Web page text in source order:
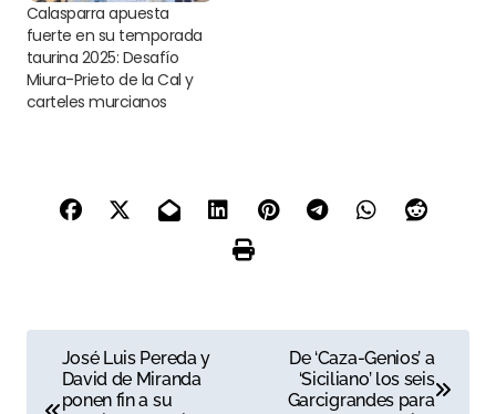
Calasparra apuesta
fuerte en su temporada
taurina 2025: Desafío
Miura-Prieto de la Cal y
carteles murcianos
a
José Luis Pereda y
David de Miranda
ponen fin a su
De ‘Caza-Genios’ a
‘Siciliano’ los seis
Garcigrandes para